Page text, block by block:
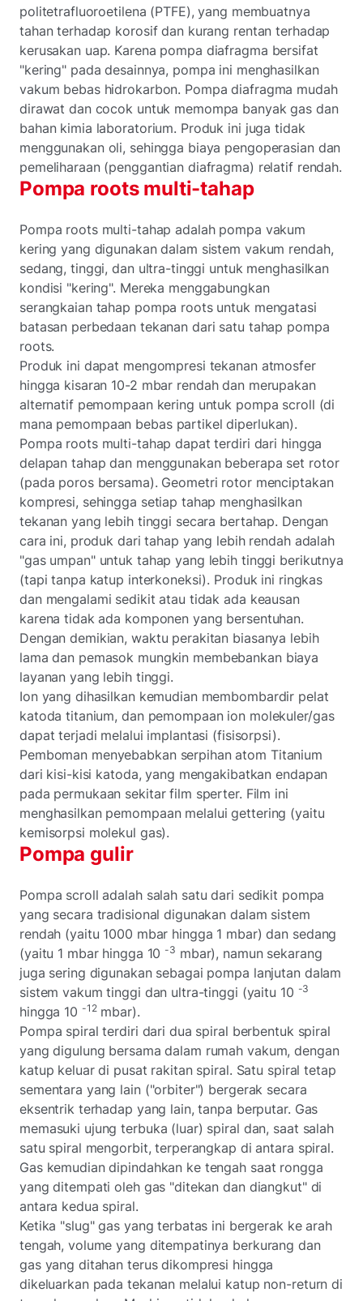
politetrafluoroetilena (PTFE), yang membuatnya
tahan terhadap korosif dan kurang rentan terhadap
kerusakan uap. Karena pompa diafragma bersifat
"kering" pada desainnya, pompa ini menghasilkan
vakum bebas hidrokarbon. Pompa diafragma mudah
dirawat dan cocok untuk memompa banyak gas dan
bahan kimia laboratorium. Produk ini juga tidak
menggunakan oli, sehingga biaya pengoperasian dan
pemeliharaan (penggantian diafragma) relatif rendah.
Pompa roots multi-tahap
Pompa roots multi-tahap adalah pompa vakum
kering yang digunakan dalam sistem vakum rendah,
sedang, tinggi, dan ultra-tinggi untuk menghasilkan
kondisi "kering". Mereka menggabungkan
serangkaian tahap pompa roots untuk mengatasi
batasan perbedaan tekanan dari satu tahap pompa
roots.
Produk ini dapat mengompresi tekanan atmosfer
hingga kisaran 10-2 mbar rendah dan merupakan
alternatif pemompaan kering untuk pompa scroll (di
mana pemompaan bebas partikel diperlukan).
Pompa roots multi-tahap dapat terdiri dari hingga
delapan tahap dan menggunakan beberapa set rotor
(pada poros bersama). Geometri rotor menciptakan
kompresi, sehingga setiap tahap menghasilkan
tekanan yang lebih tinggi secara bertahap. Dengan
cara ini, produk dari tahap yang lebih rendah adalah
"gas umpan" untuk tahap yang lebih tinggi berikutnya
(tapi tanpa katup interkoneksi). Produk ini ringkas
dan mengalami sedikit atau tidak ada keausan
karena tidak ada komponen yang bersentuhan.
Dengan demikian, waktu perakitan biasanya lebih
lama dan pemasok mungkin membebankan biaya
layanan yang lebih tinggi.
Ion yang dihasilkan kemudian membombardir pelat
katoda titanium, dan pemompaan ion molekuler/gas
dapat terjadi melalui implantasi (fisisorpsi).
Pemboman menyebabkan serpihan atom Titanium
dari kisi-kisi katoda, yang mengakibatkan endapan
pada permukaan sekitar film sperter. Film ini
menghasilkan pemompaan melalui gettering (yaitu
kemisorpsi molekul gas).
Pompa gulir
Pompa scroll adalah salah satu dari sedikit pompa
yang secara tradisional digunakan dalam sistem
rendah (yaitu 1000 mbar hingga 1 mbar) dan sedang
(yaitu 1 mbar hingga 10 -3 mbar), namun sekarang
juga sering digunakan sebagai pompa lanjutan dalam
sistem vakum tinggi dan ultra-tinggi (yaitu 10 -3
hingga 10 -12mbar).
Pompa spiral terdiri dari dua spiral berbentuk spiral
yang digulung bersama dalam rumah vakum, dengan
katup keluar di pusat rakitan spiral. Satu spiral tetap
sementara yang lain ("orbiter") bergerak secara
eksentrik terhadap yang lain, tanpa berputar. Gas
memasuki ujung terbuka (luar) spiral dan, saat salah
satu spiral mengorbit, terperangkap di antara spiral.
Gas kemudian dipindahkan ke tengah saat rongga
yang ditempati oleh gas "ditekan dan diangkut" di
antara kedua spiral.
Ketika "slug" gas yang terbatas ini bergerak ke arah
tengah, volume yang ditempatinya berkurang dan
gas yang ditahan terus dikompresi hingga
dikeluarkan pada tekanan melalui katup non-return di